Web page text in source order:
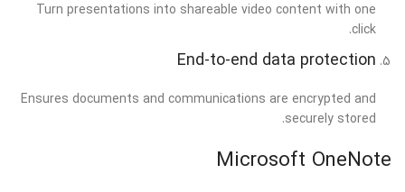
Turn presentations into shareable video content with one
click.
End-to-end data protection
Ensures documents and communications are encrypted and
securely stored.
Microsoft OneNote